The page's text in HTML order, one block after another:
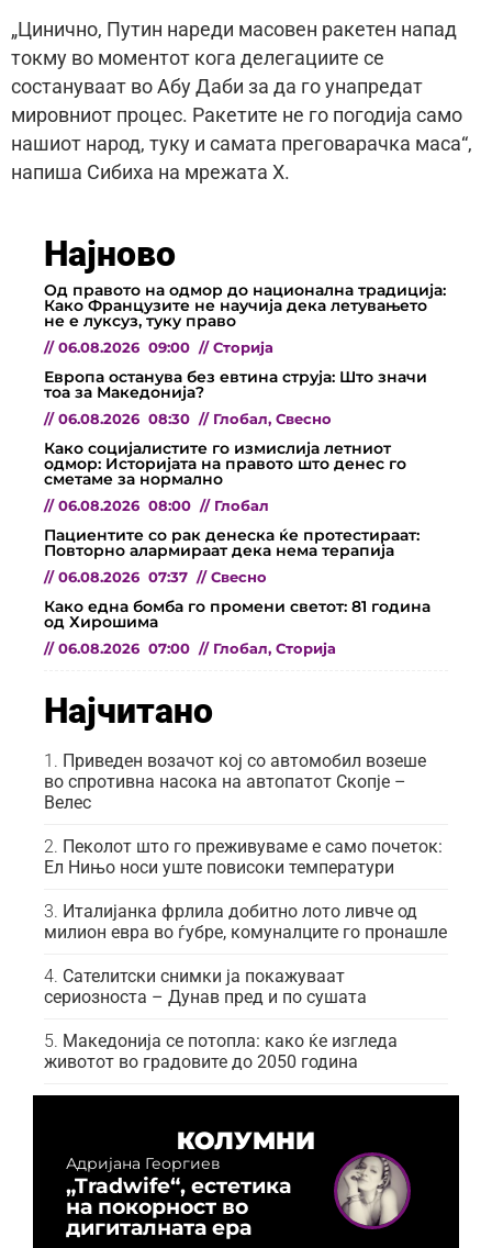
„Цинично, Путин нареди масовен ракетен напад
токму во моментот кога делегациите се
состануваат во Абу Даби за да го унапредат
мировниот процес. Ракетите не го погодија само
нашиот народ, туку и самата преговарачка маса“,
напиша Сибиха на мрежата X.
Најново
Од правото на одмор до национална традиција:
Како Французите не научија дека летувањето
не е луксуз, туку право
// 06.08.2026 09:00 // Сторија
Европа останува без евтина струја: Што значи
тоа за Македонија?
// 06.08.2026 08:30 // Глобал, Свесно
Како социјалистите го измислија летниот
одмор: Историјата на правото што денес го
сметаме за нормално
// 06.08.2026 08:00 // Глобал
Пациентите со рак денеска ќе протестираат:
Повторно алармираат дека нема терапија
// 06.08.2026 07:37 // Свесно
Како една бомба го промени светот: 81 година
од Хирошима
// 06.08.2026 07:00 // Глобал, Сторија
Најчитано
Приведен возачот кој со автомобил возеше
во спротивна насока на автопатот Скопје –
Велес
Пеколот што го преживуваме е само почеток:
Ел Нињо носи уште повисоки температури
Италијанка фрлила добитно лото ливче од
милион евра во ѓубре, комуналците го пронашле
Сателитски снимки ја покажуваат
сериозноста – Дунав пред и по сушата
Македонија се потопла: како ќе изгледа
животот во градовите до 2050 година
КОЛУМНИ
Адријана Георгиев
„Tradwife“, естетика
на покорност во
дигиталната ера